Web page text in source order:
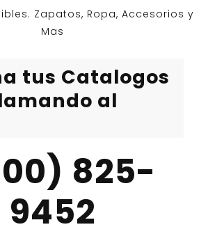
Zapatos, Ropa, Accesorios y
Mas
tus Catalogos
al
825-
9452